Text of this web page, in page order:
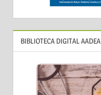
BIBLIOTECA DIGITAL AADEA